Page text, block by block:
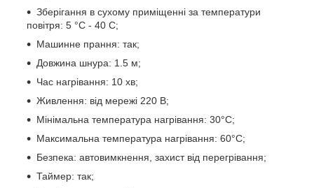
Зберігання в сухому приміщенні за температури
повітря: 5 °C - 40 С;
Машинне прання: так;
Довжина шнура: 1.5 м;
Час нагрівання: 10 хв;
Живлення: від мережі 220 В;
Мінімальна температура нагрівання: 30°С;
Максимальна температура нагрівання: 60°С;
Безпека: автовимкнення, захист від перегрівання;
Таймер: так;